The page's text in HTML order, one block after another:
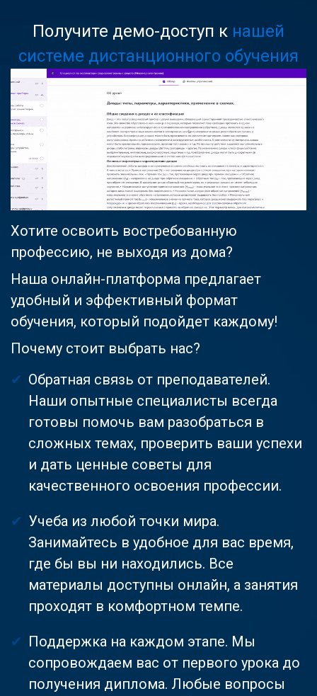
Получите демо-доступ к нашей
системе дистанционного обучения
Хотите освоить востребованную
профессию, не выходя из дома?
Наша онлайн-платформа предлагает
удобный и эффективный формат
обучения, который подойдет каждому!
Почему стоит выбрать нас?
Обратная связь от преподавателей.
Наши опытные специалисты всегда
готовы помочь вам разобраться в
сложных темах, проверить ваши успехи
и дать ценные советы для
качественного освоения профессии.
Учеба из любой точки мира.
Занимайтесь в удобное для вас время,
где бы вы ни находились. Все
материалы доступны онлайн, а занятия
проходят в комфортном темпе.
Поддержка на каждом этапе. Мы
сопровождаем вас от первого урока до
получения диплома. Любые вопросы